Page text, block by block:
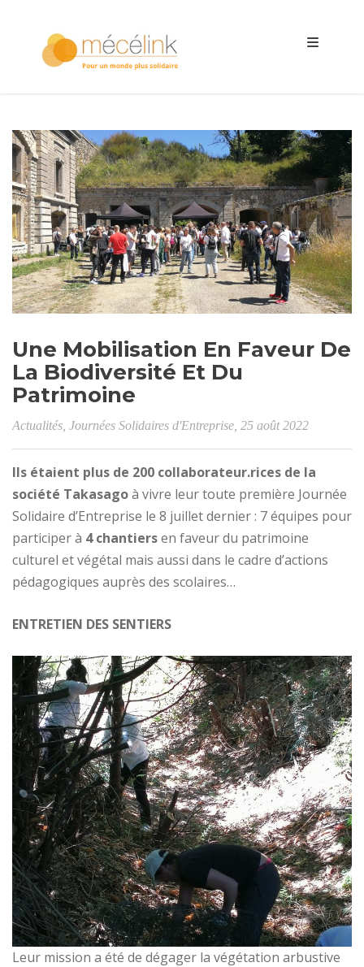
Une Mobilisation En Faveur De
La Biodiversité Et Du
Patrimoine
Actualités Journées Solidaires d'Entreprise , 25 août 2022
Ils étaient plus de 200 collaborateur.rices de la
société Takasagoà vivre leur toute première Journée
Solidaire d’Entreprise le 8 juillet dernier : 7 équipes pour
participer à 4 chantiersen faveur du patrimoine
culturel et végétal mais aussi dans le cadre d’actions
pédagogiques auprès des scolaires…
ENTRETIEN DES SENTIERS
Leur mission a été de dégager la végétation arbustive